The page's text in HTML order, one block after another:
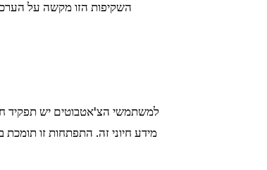
השקיפות הזו מקשה על
למשתמשי הצ'אטבוטים יש תפקיד
מידע חיוני זה. התפתחות זו תומכת